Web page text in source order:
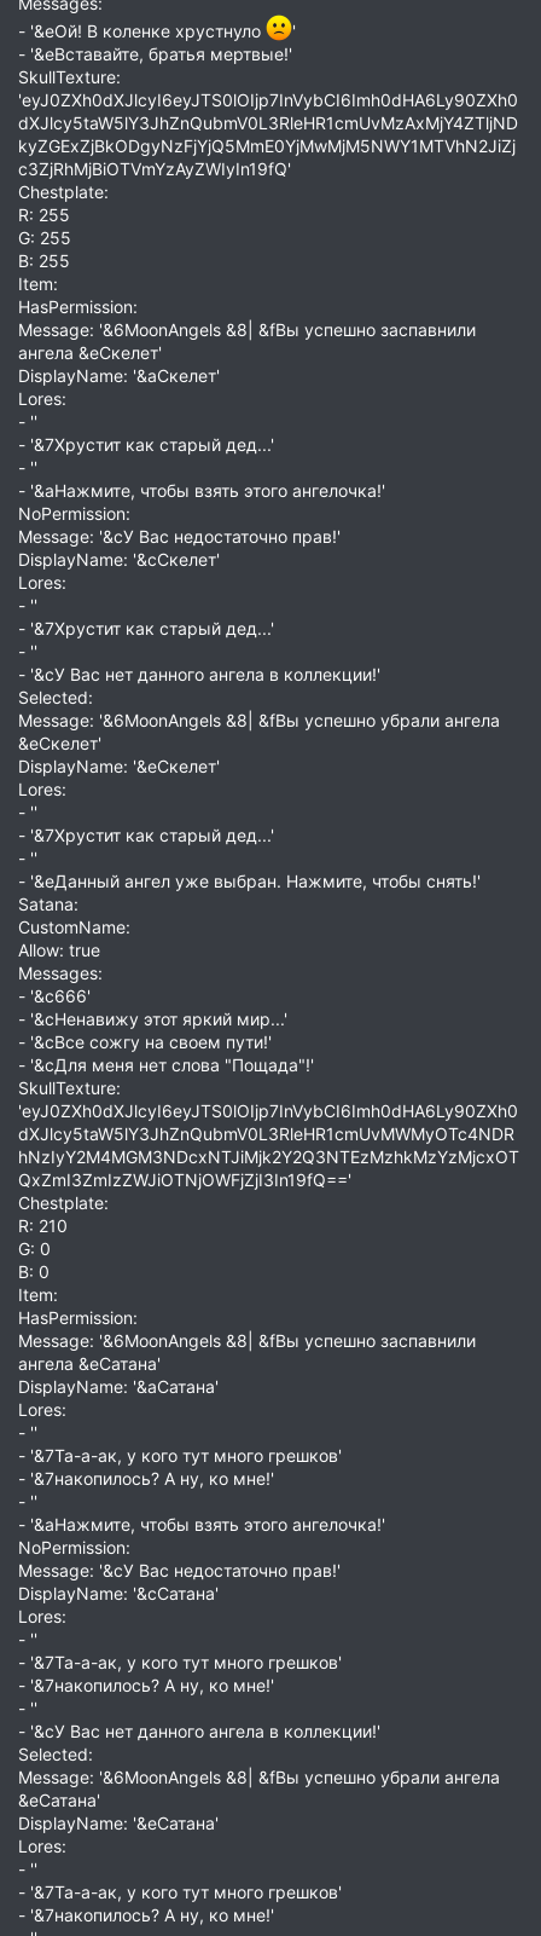
- '&eОй! В коленке хрустнуло
'
- '&eВставайте, братья мертвые!'
SkullTexture:
'eyJ0ZXh0dXJlcyI6eyJTS0lOIjp7InVybCI6Imh0dHA6Ly90ZXh0
dXJlcy5taW5lY3JhZnQubmV0L3RleHR1cmUvMzAxMjY4ZTljND
kyZGExZjBkODgyNzFjYjQ5MmE0YjMwMjM5NWY1MTVhN2JiZj
c3ZjRhMjBiOTVmYzAyZWIyIn19fQ'
Chestplate:
R: 255
G: 255
B: 255
Item:
HasPermission:
Message: '&6MoonAngels &8| &fВы успешно заспавнили
ангела &eСкелет'
DisplayName: '&aСкелет'
Lores:
- ''
- '&7Хрустит как старый дед...'
- ''
- '&aНажмите, чтобы взять этого ангелочка!'
NoPermission:
Message: '&cУ Вас недостаточно прав!'
DisplayName: '&cСкелет'
Lores:
- ''
- '&7Хрустит как старый дед...'
- ''
- '&cУ Вас нет данного ангела в коллекции!'
Selected:
Message: '&6MoonAngels &8| &fВы успешно убрали ангела
&eСкелет'
DisplayName: '&eСкелет'
Lores:
- ''
- '&7Хрустит как старый дед...'
- ''
- '&eДанный ангел уже выбран. Нажмите, чтобы снять!'
Satana:
CustomName:
Allow: true
Messages:
- '&c666'
- '&cНенавижу этот яркий мир...'
- '&cВсе сожгу на своем пути!'
- '&cДля меня нет слова "Пощада"!'
SkullTexture:
'eyJ0ZXh0dXJlcyI6eyJTS0lOIjp7InVybCI6Imh0dHA6Ly90ZXh0
dXJlcy5taW5lY3JhZnQubmV0L3RleHR1cmUvMWMyOTc4NDR
hNzIyY2M4MGM3NDcxNTJiMjk2Y2Q3NTEzMzhkMzYzMjcxOT
QxZmI3ZmIzZWJiOTNjOWFjZjI3In19fQ=='
Chestplate:
R: 210
G: 0
B: 0
Item:
HasPermission:
Message: '&6MoonAngels &8| &fВы успешно заспавнили
ангела &eСатана'
DisplayName: '&aСатана'
Lores:
- ''
- '&7Та-а-ак, у кого тут много грешков'
- '&7накопилось? А ну, ко мне!'
- ''
- '&aНажмите, чтобы взять этого ангелочка!'
NoPermission:
Message: '&cУ Вас недостаточно прав!'
DisplayName: '&cСатана'
Lores:
- ''
- '&7Та-а-ак, у кого тут много грешков'
- '&7накопилось? А ну, ко мне!'
- ''
- '&cУ Вас нет данного ангела в коллекции!'
Selected:
Message: '&6MoonAngels &8| &fВы успешно убрали ангела
&eСатана'
DisplayName: '&eСатана'
Lores:
- ''
- '&7Та-а-ак, у кого тут много грешков'
- '&7накопилось? А ну, ко мне!'